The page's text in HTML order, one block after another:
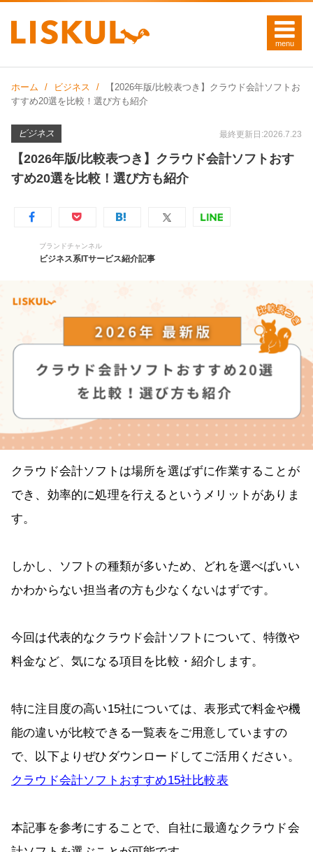
ホーム ビジネス
【2026年版/比較表つき】クラウド会計ソフトお
すすめ20選を比較！選び方も紹介
ビジネス 最終更新日:2026.7.23
【2026年版/比較表つき】クラウド会計ソフトおす
すめ20選を比較！選び方も紹介
ブランドチャンネル
ビジネス系ITサービス紹介記事
クラウド会計ソフトは場所を選ばずに作業することが
でき、効率的に処理を行えるというメリットがありま
す。
しかし、ソフトの種類が多いため、どれを選べばいい
かわからない担当者の方も少なくないはずです。
今回は代表的なクラウド会計ソフトについて、特徴や
料金など、気になる項目を比較・紹介します。
特に注目度の高い15社については、表形式で料金や機
能の違いが比較できる一覧表をご用意していますの
で、以下よりぜひダウンロードしてご活用ください。
クラウド会計ソフトおすすめ15社比較表
本記事を参考にすることで、自社に最適なクラウド会